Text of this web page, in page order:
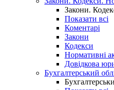
Закони.
Показати всі
Коментарі
Закони
Кодекси
Нормативні
Довідкова
Бухгалтерський